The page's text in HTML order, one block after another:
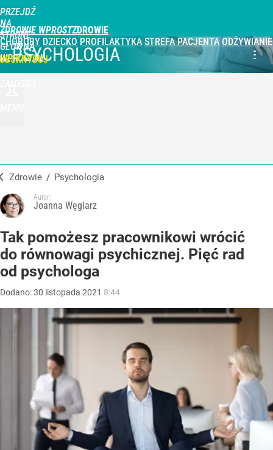
PRZEJDŹ
NA
STRONĘ
GŁÓWNĄ
WPROST.PL
ZDROWIE WPROST
CHOROBY DZIECKO PROFILAKTYKA STREFA PACJENTA ODŻYWIANIE
PSYCHOLOGIA
Zdrowie / Psychologia
Autor:
Joanna Węglarz
Tak pomożesz pracownikowi wrócić
do równowagi psychicznej. Pięć rad
od psychologa
Dodano:30 listopada 2021 8:44